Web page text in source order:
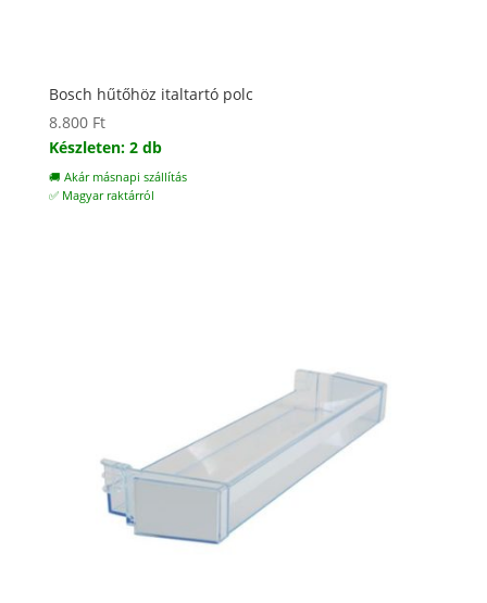
Bosch hűtőhöz italtartó polc
8.800 Ft
Készleten: 2 db
🚚 Akár másnapi szállítás
✅ Magyar raktárról